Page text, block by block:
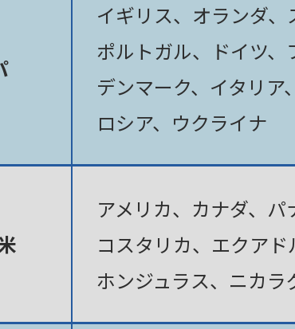
イギリス、オランダ
ポルトガル、ドイツ
デンマーク、イタリ
ロシア、ウクライナ
アメリカ、カナダ、
コスタリカ、エクア
ホンジュラス、ニカラ